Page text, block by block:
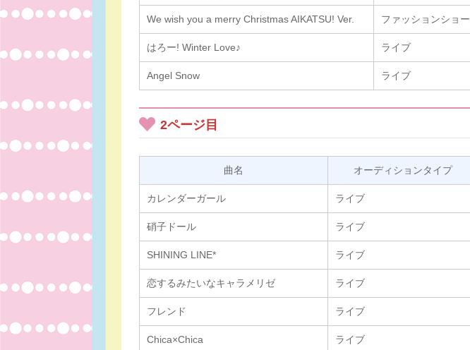
We wish you a merry Christmas AIKATSU! Ver. ファッションショー
はろー! Winter Love♪ ライブ
Angel Snow ライブ
2ページ目
曲名 オーディションタイプ
カレンダーガール ライブ
硝子ドール ライブ
SHINING LINE* ライブ
恋するみたいなキャラメリゼ ライブ
フレンド ライブ
Chica×Chica ライブ